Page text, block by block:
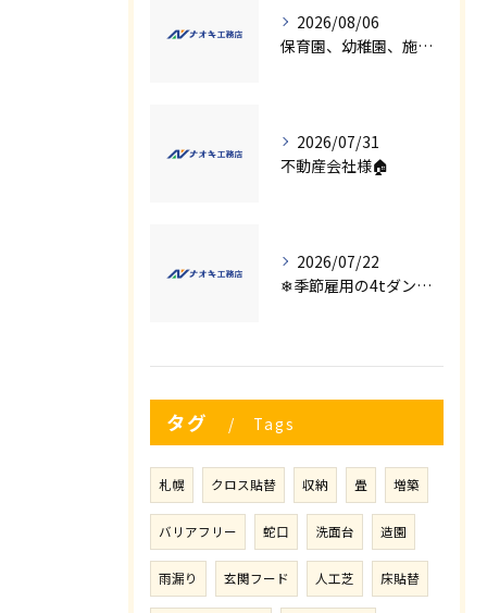
2026/08/06
保育園、幼稚園、施設様！！内装リフォームでお悩み事はございませんか？
2026/07/31
不動産会社様🏠
2026/07/22
❄季節雇用の4tダンプの運転手募集⛄
タグ Tags
札幌 クロス貼替 収納 畳 増築
バリアフリー 蛇口 洗面台 造園
雨漏り 玄関フード 人工芝 床貼替